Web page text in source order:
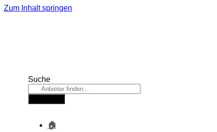
Zum Inhalt springen
Suche
🏠